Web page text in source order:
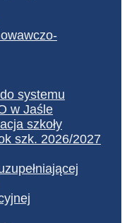
systemu
w Jaśle
szkoły
szk. 2026/2027